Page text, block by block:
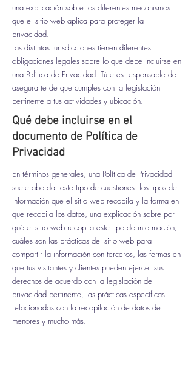
una explicación sobre los diferentes mecanismos
que el sitio web aplica para proteger la
privacidad.
Las distintas jurisdicciones tienen diferentes
obligaciones legales sobre lo que debe incluirse en
una Política de Privacidad. Tú eres responsable de
asegurarte de que cumples con la legislación
pertinente a tus actividades y ubicación.
Qué debe incluirse en el
documento de Política de
Privacidad
En términos generales, una Política de Privacidad
suele abordar este tipo de cuestiones: los tipos de
información que el sitio web recopila y la forma en
que recopila los datos, una explicación sobre por
qué el sitio web recopila este tipo de información,
cuáles son las prácticas del sitio web para
compartir la información con terceros, las formas en
que tus visitantes y clientes pueden ejercer sus
derechos de acuerdo con la legislación de
privacidad pertinente, las prácticas específicas
relacionadas con la recopilación de datos de
menores y mucho más.